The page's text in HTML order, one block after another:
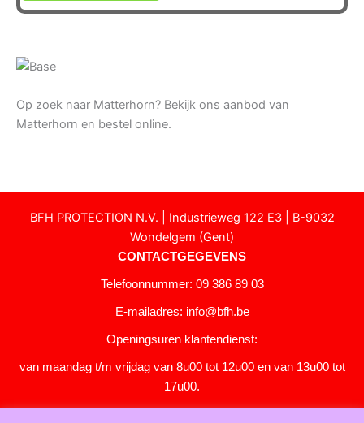
Op zoek naar Matterhorn? Bekijk ons aanbod van
Matterhorn en bestel online.
BFH PROTECTION N.V. | Industrieweg 122 E3 | B-9032
Wondelgem (Gent)
CONTACTGEGEVENS
Telefoonnummer: 09 386 89 03
E-mailadres: info@bfh.be
Openingsuren klantendienst:
van maandag t/m vrijdag van 8u00 tot 12u00 en van 13u00 tot
17u00.